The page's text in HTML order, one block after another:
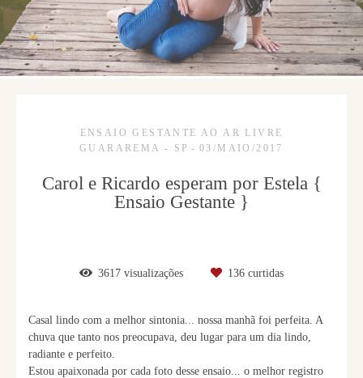
ENSAIO GESTANTE AO AR LIVRE
GUARAREMA - SP
03/MAIO/2017
Carol e Ricardo esperam por Estela {
Ensaio Gestante }
3617 visualizações 136 curtidas
Casal lindo com a melhor sintonia... nossa manhã foi perfeita. A
chuva que tanto nos preocupava, deu lugar para um dia lindo,
radiante e perfeito.
Estou apaixonada por cada foto desse ensaio... o melhor registro